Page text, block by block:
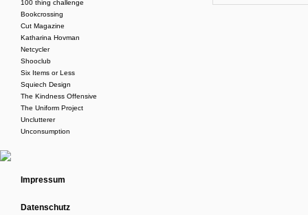
100 thing challenge
Bookcrossing
Cut Magazine
Katharina Hovman
Netcycler
Shooclub
Six Items or Less
Squiech Design
The Kindness Offensive
The Uniform Project
Unclutterer
Unconsumption
Impressum
Datenschutz